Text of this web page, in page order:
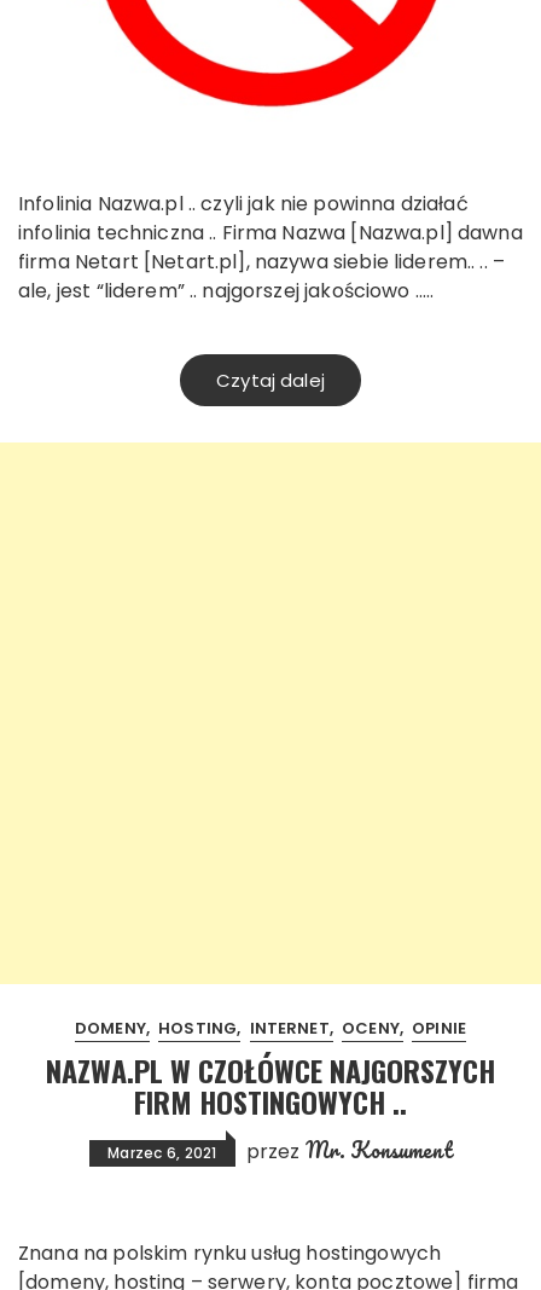
Infolinia Nazwa.pl .. czyli jak nie powinna działać
infolinia techniczna .. Firma Nazwa [Nazwa.pl] dawna
firma Netart [Netart.pl], nazywa siebie liderem.. .. –
ale, jest “liderem” .. najgorszej jakościowo …..
Czytaj dalej
DOMENY HOSTING INTERNET OCENY OPINIE
NAZWA.PL W CZOŁÓWCE NAJGORSZYCH
FIRM HOSTINGOWYCH ..
Marzec 6, 2021 przez Mr. Konsument
Znana na polskim rynku usług hostingowych
[domeny, hosting – serwery, konta pocztowe] firma